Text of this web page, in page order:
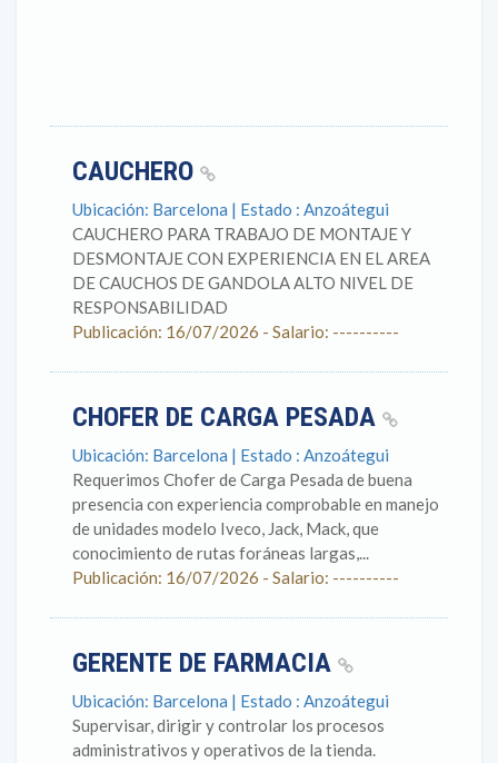
CAUCHERO
Ubicación: Barcelona | Estado : Anzoátegui
CAUCHERO PARA TRABAJO DE MONTAJE Y
DESMONTAJE CON EXPERIENCIA EN EL AREA
DE CAUCHOS DE GANDOLA ALTO NIVEL DE
RESPONSABILIDAD
Publicación: 16/07/2026 - Salario: ----------
CHOFER DE CARGA PESADA
Ubicación: Barcelona | Estado : Anzoátegui
Requerimos Chofer de Carga Pesada de buena
presencia con experiencia comprobable en manejo
de unidades modelo Iveco, Jack, Mack, que
conocimiento de rutas foráneas largas,...
Publicación: 16/07/2026 - Salario: ----------
GERENTE DE FARMACIA
Ubicación: Barcelona | Estado : Anzoátegui
Supervisar, dirigir y controlar los procesos
administrativos y operativos de la tienda.